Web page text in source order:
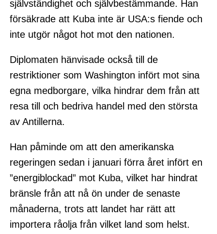
självständighet och självbestämmande. Han
försäkrade att Kuba inte är USA:s fiende och
inte utgör något hot mot den nationen.
Diplomaten hänvisade också till de
restriktioner som Washington infört mot sina
egna medborgare, vilka hindrar dem från att
resa till och bedriva handel med den största
av Antillerna.
Han påminde om att den amerikanska
regeringen sedan i januari förra året infört en
”energiblockad” mot Kuba, vilket har hindrat
bränsle från att nå ön under de senaste
månaderna, trots att landet har rätt att
importera råolja från vilket land som helst.